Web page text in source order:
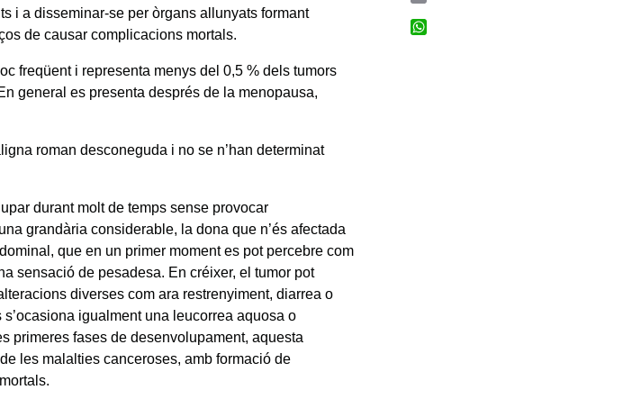
i a disseminar-se per òrgans allunyats formant
de causar complicacions mortals.
freqüent i representa menys del 0,5 % dels tumors
general es presenta després de la menopausa,
roman desconeguda i no se n’han determinat
durant molt de temps sense provocar
grandària considerable, la dona que n’és afectada
que en un primer moment es pot percebre com
sensació de pesadesa. En créixer, el tumor pot
diverses com ara restrenyiment, diarrea o
igualment una leucorrea aquosa o
primeres fases de desenvolupament, aquesta
les malalties canceroses, amb formació de